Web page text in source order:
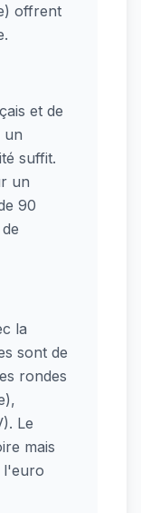
offrent
et de
un
suffit.
un
90
la
sont de
rondes
Le
mais
l'euro